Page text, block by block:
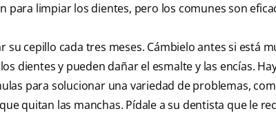
para limpiar los dientes, pero los comunes son
su cepillo cada tres meses. Cámbielo antes si está
dientes y pueden dañar el esmalte y las encías.
para solucionar una variedad de problemas,
quitan las manchas. Pídale a su dentista que le